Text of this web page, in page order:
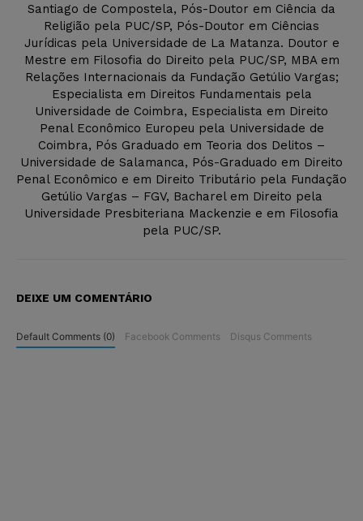
Santiago de Compostela, Pós-Doutor em Ciência da
Religião pela PUC/SP, Pós-Doutor em Ciências
Jurídicas pela Universidade de La Matanza. Doutor e
Mestre em Filosofia do Direito pela PUC/SP, MBA em
Relações Internacionais da Fundação Getúlio Vargas;
Especialista em Direitos Fundamentais pela
Universidade de Coimbra, Especialista em Direito
Penal Econômico Europeu pela Universidade de
Coimbra, Pós Graduado em Teoria dos Delitos –
Universidade de Salamanca, Pós-Graduado em Direito
Penal Econômico e em Direito Tributário pela Fundação
Getúlio Vargas – FGV, Bacharel em Direito pela
Universidade Presbiteriana Mackenzie e em Filosofia
pela PUC/SP.
DEIXE UM COMENTÁRIO
Default Comments (0) Facebook Comments Disqus Comments